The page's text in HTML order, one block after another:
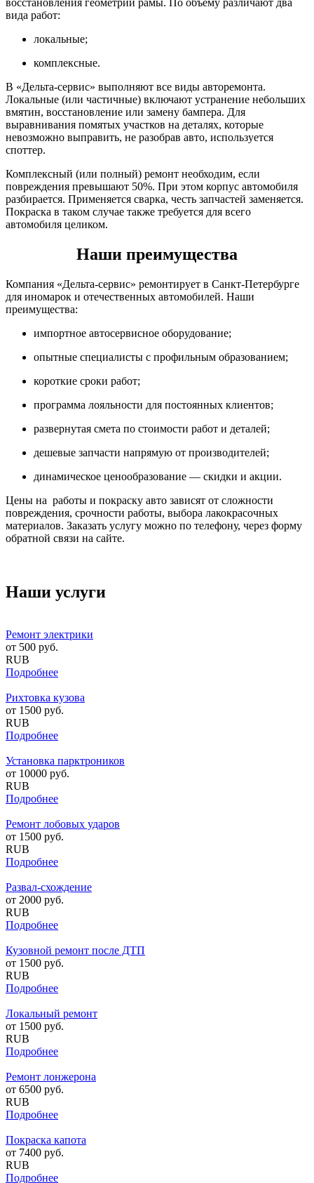
восстановления геометрии рамы. По объему различают два
вида работ:
локальные;
комплексные.
В «Дельта-сервис» выполняют все виды авторемонта.
Локальные (или частичные) включают устранение небольших
вмятин, восстановление или замену бампера. Для
выравнивания помятых участков на деталях, которые
невозможно выправить, не разобрав авто, используется
споттер.
Комплексный (или полный) ремонт необходим, если
повреждения превышают 50%. При этом корпус автомобиля
разбирается. Применяется сварка, честь запчастей заменяется.
Покраска в таком случае также требуется для всего
автомобиля целиком.
Наши преимущества
Компания «Дельта-сервис» ремонтирует в Санкт-Петербурге
для иномарок и отечественных автомобилей. Наши
преимущества:
импортное автосервисное оборудование;
опытные специалисты с профильным образованием;
короткие сроки работ;
программа лояльности для постоянных клиентов;
развернутая смета по стоимости работ и деталей;
дешевые запчасти напрямую от производителей;
динамическое ценообразование — скидки и акции.
Цены на работы и покраску авто зависят от сложности
повреждения, срочности работы, выбора лакокрасочных
материалов. Заказать услугу можно по телефону, через форму
обратной связи на сайте.
Наши услуги
Ремонт электрики
от 500 руб.
RUB
Подробнее
Рихтовка кузова
от 1500 руб.
RUB
Подробнее
Установка парктроников
от 10000 руб.
RUB
Подробнее
Ремонт лобовых ударов
от 1500 руб.
RUB
Подробнее
Развал-схождение
от 2000 руб.
RUB
Подробнее
Кузовной ремонт после ДТП
от 1500 руб.
RUB
Подробнее
Локальный ремонт
от 1500 руб.
RUB
Подробнее
Ремонт лонжерона
от 6500 руб.
RUB
Подробнее
Покраска капота
от 7400 руб.
RUB
Подробнее